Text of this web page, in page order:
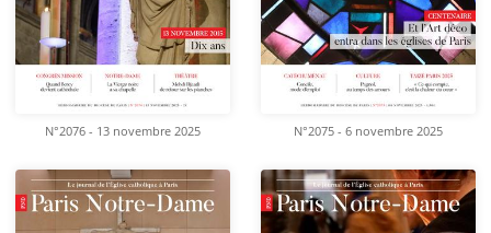
N°2076 - 13 novembre 2025 N°2075 - 6 novembre 2025